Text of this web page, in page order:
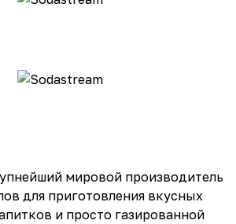
мировой производитель
для приготовления вкусных
и просто газированной